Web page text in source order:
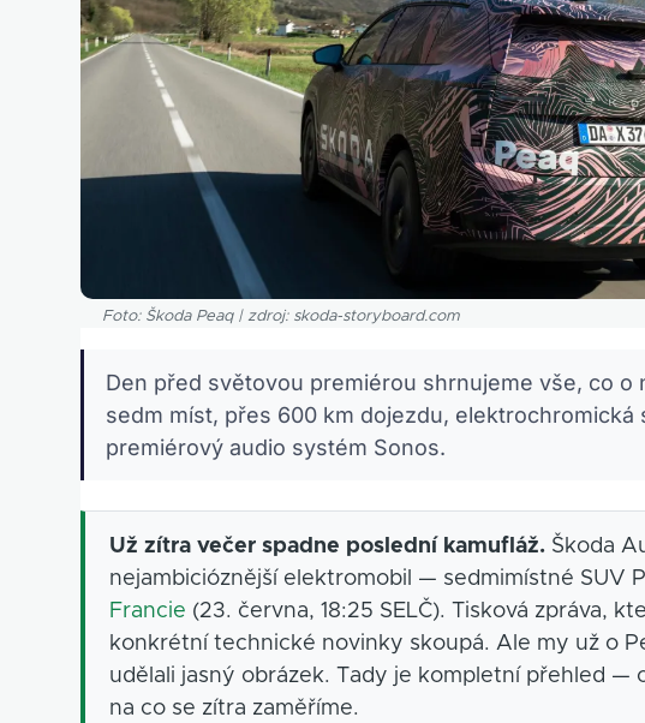
Foto: Škoda Peaq | zdroj: skoda-storyboard.com
Den před světovou premiérou shrnujeme vše, co o
sedm míst, přes 600 km dojezdu, elektrochromická
premiérový audio systém Sonos.
Už zítra večer spadne poslední kamufláž. Škoda
nejambicióznější elektromobil — sedmimístné SUV
Francie (23. června, 18:25 SELČ). Tisková zpráva,
konkrétní technické novinky skoupá. Ale my už o
udělali jasný obrázek. Tady je kompletní přehled —
na co se zítra zaměříme.